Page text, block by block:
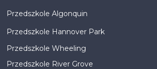
Przedszkole Algonquin
Przedszkole Hannover Park
Przedszkole Wheeling
Przedszkole River Grove